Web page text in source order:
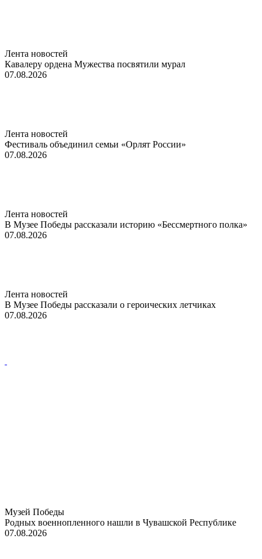
Лента новостей
Кавалеру ордена Мужества посвятили мурал
07.08.2026
Лента новостей
Фестиваль объединил семьи «Орлят России»
07.08.2026
Лента новостей
В Музее Победы рассказали историю «Бессмертного полка»
07.08.2026
Лента новостей
В Музее Победы рассказали о героических летчиках
07.08.2026
Музей Победы
Родных военнопленного нашли в Чувашской Республике
07.08.2026